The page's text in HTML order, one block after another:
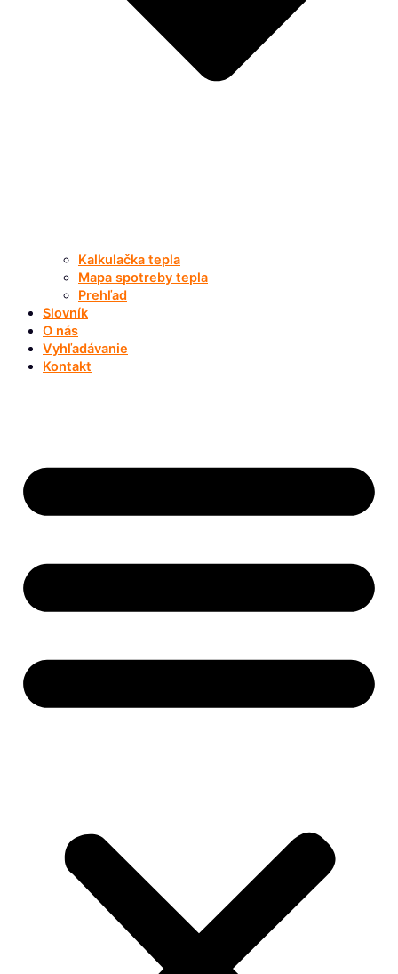
Kalkulačka tepla
Mapa spotreby tepla
Prehľad
Slovník
O nás
Vyhľadávanie
Kontakt